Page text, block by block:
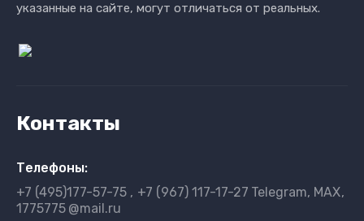
указанные на сайте, могут отличаться от реальных.
Контакты
Телефоны:
+7 (495)177-57-75
+7 (967) 117-17-27 Telegram, MAX
1775775 @mail.ru